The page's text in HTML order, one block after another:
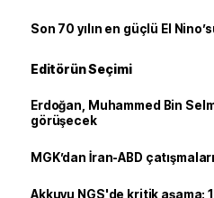
Son 70 yılın en güçlü El
Editörün Seçimi
Erdoğan, Muhammed Bin
görüşecek
MGK’dan İran-ABD
Akkuyu NGS'de kritik aşama: